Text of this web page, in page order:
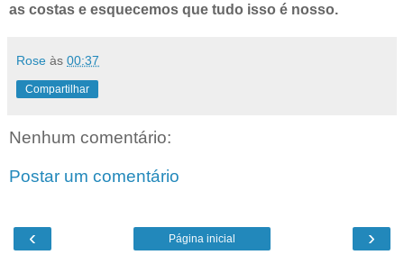
as costas e esquecemos que tudo isso é nosso.
Rose às 00:37
Compartilhar
Nenhum comentário:
Postar um comentário
‹ ›
Página inicial